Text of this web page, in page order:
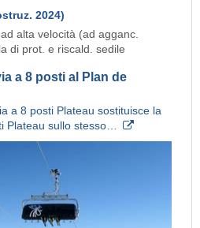
2024)
alta velocità (ad agganc.
di prot. e riscald. sedile
a 8 posti al Plan de
a 8 posti Plateau sostituisce la
Plateau sullo stesso…